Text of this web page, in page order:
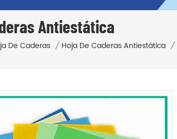
Antiestática
De Caderas / Hoja De Caderas Antiestática /